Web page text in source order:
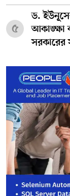
৫
ড.
আকাঙ্ক্ষা
সরকারের